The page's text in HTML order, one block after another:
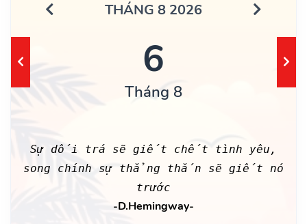
THÁNG 8 2026
6
Tháng 8
Sự dối trá sẽ giết chết tình yêu,
song chính sự thẳng thắn sẽ giết nó
trước
-D.Hemingway-